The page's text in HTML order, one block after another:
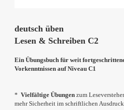
deutsch üben
Lesen & Schreiben C2
Ein Übungsbuch für weit
Vorkenntnissen auf Niveau C1
* Vielfältige Übungen zum
mehr Sicherheit im schriftlichen Ausdruck